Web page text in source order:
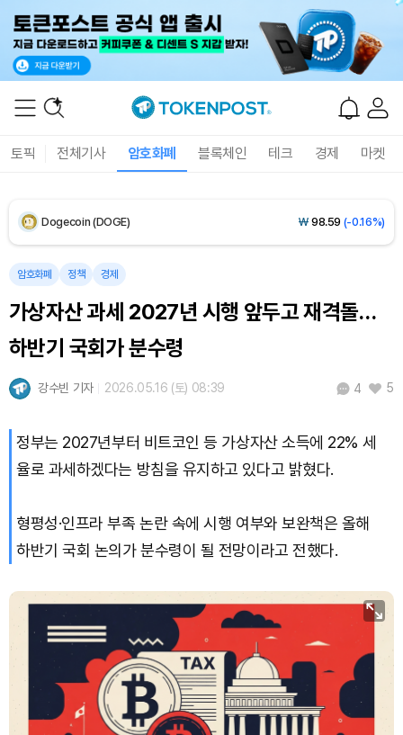
토픽 전체기사 암호화폐 블록체인 테크 경제 마켓
Solana (SOL) ₩106,898(+1.78%)
Bitcoin (BTC) 91,175,700 (-0.35%)
암호화폐 정책 경제
가상자산 과세 2027년 시행 앞두고 재격돌…
하반기 국회가 분수령
강수빈 기자 2026.05.16 (토) 08:39 4 5
정부는 2027년부터 비트코인 등 가상자산 소득에 22% 세
율로 과세하겠다는 방침을 유지하고 있다고 밝혔다.
형평성·인프라 부족 논란 속에 시행 여부와 보완책은 올해
하반기 국회 논의가 분수령이 될 전망이라고 전했다.